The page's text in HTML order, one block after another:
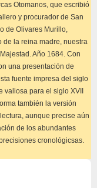
Otomanos, que escribió
y procurador de San
de Olivares Murillo,
de la reina madre, nuestra
Año 1684. Con
una presentación de
fuente impresa del siglo
para el siglo XVII
también la versión
aunque precise aún
de los abundantes
cronológicsas.